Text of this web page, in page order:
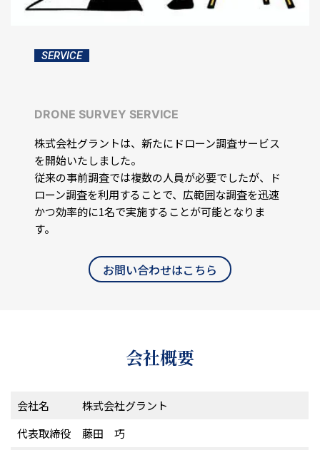
SERVICE
DRONE SURVEY SERVICE
株式会社グラントは、新たにドローン調査サービス
を開始いたしました。
従来の事前調査では複数の人員が必要でしたが、ド
ローン調査を利用することで、広範囲な調査を迅速
かつ効率的に1名で実施することが可能となりま
す。
お問い合わせはこちら
会社概要
会社名
株式会社グラント
代表取締役
藤田 巧